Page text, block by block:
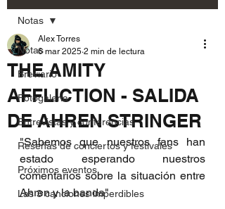
Notas
Breviario
Fotogalería
Entrevistas y conferencias
Reseñas de conciertos y festivales
Próximos eventos
Las 3 canciones imperdibles
Notas
THE AMITY
AFFLICTION - SALIDA
DE AHREN STRINGER
Alex Torres
6 mar 2025 2 min de lectura
"Sabemos que nuestros fans han
estado esperando nuestros
comentarios sobre la situación entre
Ahren y la banda"